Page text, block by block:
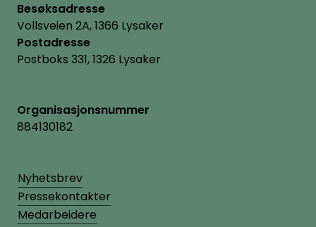
Besøksadresse
Vollsveien 2A, 1366 Lysaker
Postadresse
Postboks 331, 1326 Lysaker
Organisasjonsnummer
884130182
Nyhetsbrev
Pressekontakter
Medarbeidere